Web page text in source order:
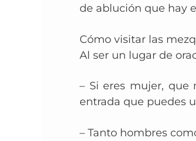
de ablución que hay
Cómo visitar las
Al ser un lugar de
– Si eres mujer, que
entrada que puedes
– Tanto hombres